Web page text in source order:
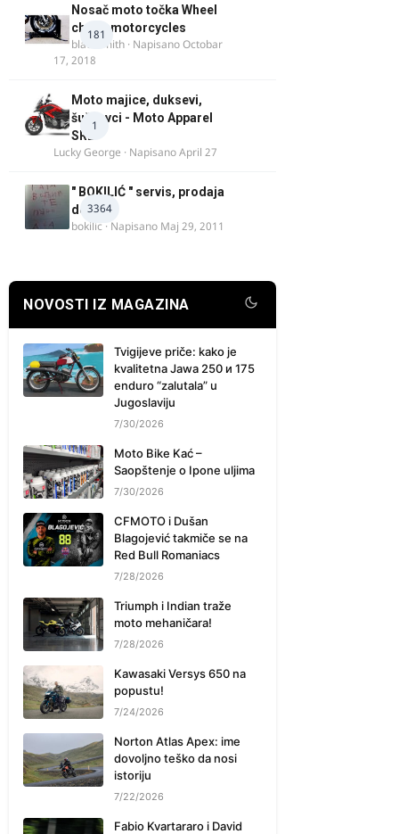
181
Nosač moto točka Wheel
chock motorcycles
blacksmith · NapisanoOctobar
17, 2018
1
Moto majice, duksevi,
šuškavci - Moto Apparel
SRB
Lucky George · NapisanoApril 27
3364
" BOKILIĆ " servis, prodaja
delova
bokilic · Napisano Maj 29, 2011
NOVOSTI IZ MAGAZINA
Tvigijeve priče: kako je
kvalitetna Jawa 250 и 175
enduro “zalutala” u
Jugoslaviju
7/30/2026
Moto Bike Kać –
Saopštenje o Ipone uljima
7/30/2026
CFMOTO i Dušan
Blagojević takmiče se na
Red Bull Romaniacs
7/28/2026
Triumph i Indian traže
moto mehaničara!
7/28/2026
Kawasaki Versys 650 na
popustu!
7/24/2026
Norton Atlas Apex: ime
dovoljno teško da nosi
istoriju
7/22/2026
Fabio Kvartararo i David